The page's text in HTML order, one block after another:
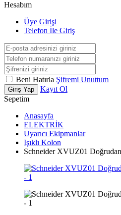
Hesabım
Üye Girişi
Telefon İle Giriş
Beni Hatırla Şifremi Unuttum
Giriş Yap
Kayıt Ol
Sepetim
Anasayfa
ELEKTRİK
Uyarıcı Ekipmanlar
Işıklı Kolon
Schneider XVUZ01